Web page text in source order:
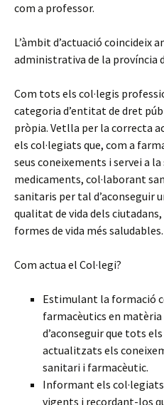
com a professor.
L’àmbit d’actuació coincideix
administrativa de la província
Com tots els col·legis
categoria d’entitat de dret
pròpia. Vetlla per la correcta
els col·legiats que, com a
seus coneixements i servei a
medicaments, col·laborant
sanitaris per tal d’aconseguir
qualitat de vida dels
formes de vida més saludables.
Com actua el Col·legi?
Estimulant la formació
farmacèutics en
d’aconseguir que tots
actualitzats els
sanitari i farmacèutic.
Informant els
vigents i recordant-los